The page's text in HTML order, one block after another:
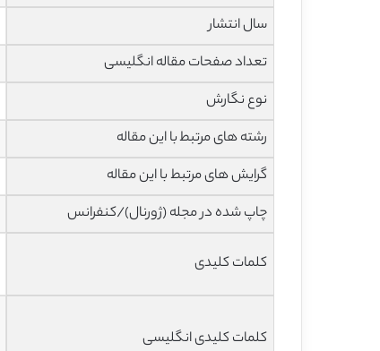
سال انتشار
تعداد صفحات مقاله انگلیسی
نوع نگارش
رشته های مرتبط با این مقاله
گرایش های مرتبط با این مقاله
چاپ شده در مجله (ژورنال)/کنفرانس
کلمات کلیدی
کلمات کلیدی انگلیسی